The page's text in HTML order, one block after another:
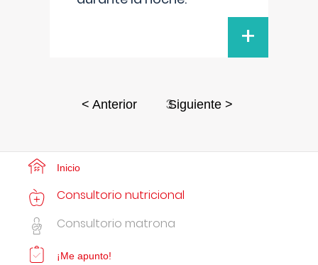
+
< Anterior 3Siguiente >
Inicio
Consultorio nutricional
Consultorio matrona
¡Me apunto!